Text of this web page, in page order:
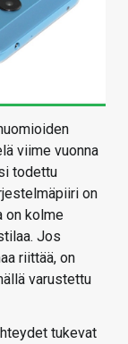
viime vuonna
todettu
on
on kolme
Jos
riittää, on
varustettu
tukevat